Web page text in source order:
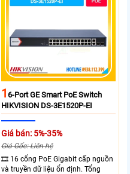
xa tối đa lên đến 300 mét.
16-Port GE Smart PoE Switch
HIKVISION DS-3E1520P-EI
Giá bán: 5%-35%
Giá Gốc: Liên hệ
🎞 16 cổng PoE Gigabit cấp nguồn
và truyền dữ liệu ổn định. Tổng